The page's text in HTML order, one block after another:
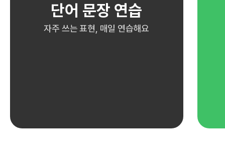
단어 문장 연습
자주 쓰는 표현, 매일 연습해요